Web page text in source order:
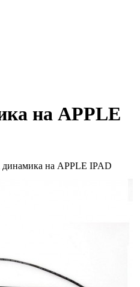
на APPLE
динамика на APPLE IPAD